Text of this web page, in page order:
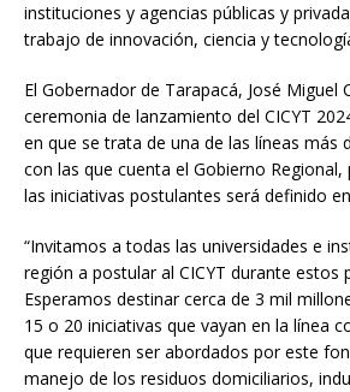
instituciones y agencias públicas y
trabajo de innovación, ciencia y
El Gobernador de Tarapacá, José Miguel
ceremonia de lanzamiento del CICYT
en que se trata de una de las líneas más
con las que cuenta el Gobierno Regional,
las iniciativas postulantes será definido
“Invitamos a todas las universidades e
región a postular al CICYT durante estos
Esperamos destinar cerca de 3 mil
15 o 20 iniciativas que vayan en la línea
que requieren ser abordados por este
manejo de los residuos domiciliarios,